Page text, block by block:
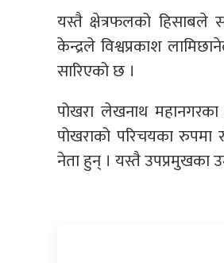
यस्तै क्षेत्रफलको हिसाबले
केन्द्रले विश्वप्रकाश
सारिएको छ ।
पोखरा लेखनाथ महानगरका
पोखराको परिचयका रुपमा
नेता हुन् । यस्तै उपप्रमुखका